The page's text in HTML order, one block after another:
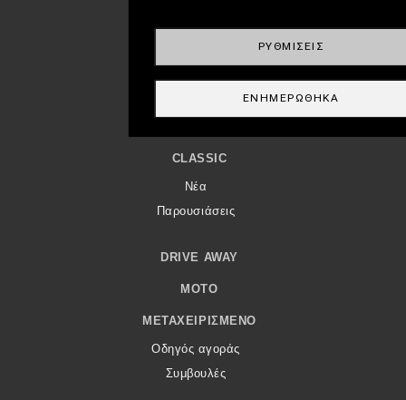
Τεχνολογία
CLASSIC
Νέα
Παρουσιάσεις
DRIVE AWAY
MOTO
ΜΕΤΑΧΕΙΡΙΣΜΈΝΟ
Οδηγός αγοράς
Συμβουλές
ΡΥΘΜΊΣΕΙΣ
ΕΝΗΜΕΡΏΘΗΚΑ